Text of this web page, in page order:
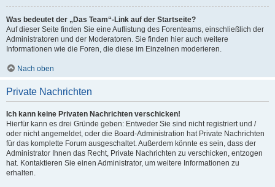
Was bedeutet der „Das Team“-Link auf der Startseite?
Auf dieser Seite finden Sie eine Auflistung des Forenteams, einschließlich der
Administratoren und der Moderatoren. Sie finden hier auch weitere
Informationen wie die Foren, die diese im Einzelnen moderieren.
Nach oben
Private Nachrichten
Ich kann keine Privaten Nachrichten verschicken!
Hierfür kann es drei Gründe geben: Entweder Sie sind nicht registriert und /
oder nicht angemeldet, oder die Board-Administration hat Private Nachrichten
für das komplette Forum ausgeschaltet. Außerdem könnte es sein, dass der
Administrator Ihnen das Recht, Private Nachrichten zu verschicken, entzogen
hat. Kontaktieren Sie einen Administrator, um weitere Informationen zu
erhalten.